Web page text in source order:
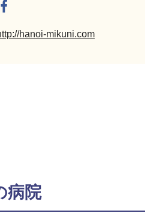
hanoi-mikuni.com
病院